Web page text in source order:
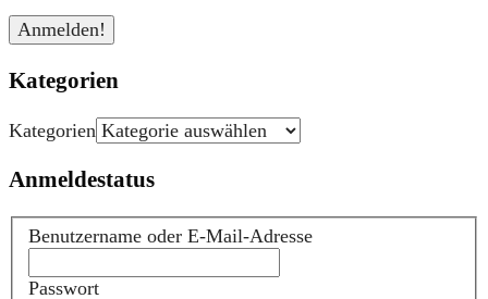
Kategorien
Kategorien
Anmeldestatus
Benutzername oder E-Mail-Adresse
Passwort